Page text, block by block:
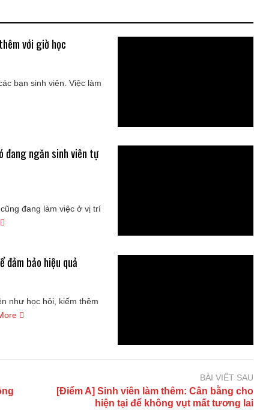
với giờ học
bạn sinh viên. Việc làm
đang ngăn sinh viên tự
đang làm việc ở vị trí
đảm bảo hiệu quả
như học hỏi, kiếm thêm
BÀI VIẾT SAU
[Điểm A] Sinh viên làm thêm: Cân bằng cho
hiện tại để không vụt mất tương lai